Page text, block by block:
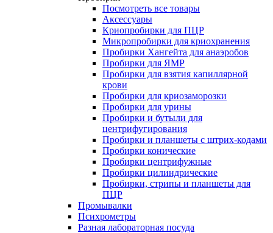
Посмотреть все товары
Аксессуары
Криопробирки для ПЦР
Микропробирки для криохранения
Пробирки Хангейта для анаэробов
Пробирки для ЯМР
Пробирки для взятия капиллярной
крови
Пробирки для криозаморозки
Пробирки для урины
Пробирки и бутыли для
центрифугирования
Пробирки и планшеты с штрих-кодами
Пробирки конические
Пробирки центрифужные
Пробирки цилиндрические
Пробирки, стрипы и планшеты для
ПЦР
Промывалки
Психрометры
Разная лабораторная посуда